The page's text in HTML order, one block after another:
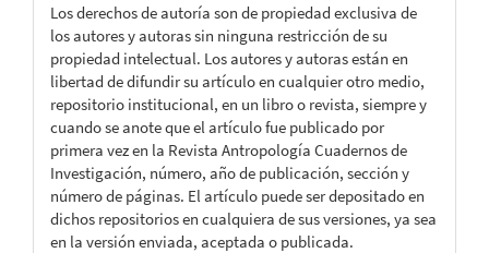
Los derechos de autoría son de propiedad exclusiva de
los autores y autoras sin ninguna restricción de su
propiedad intelectual. Los autores y autoras están en
libertad de difundir su artículo en cualquier otro medio,
repositorio institucional, en un libro o revista, siempre y
cuando se anote que el artículo fue publicado por
primera vez en la Revista Antropología Cuadernos de
Investigación, número, año de publicación, sección y
número de páginas. El artículo puede ser depositado en
dichos repositorios en cualquiera de sus versiones, ya sea
en la versión enviada, aceptada o publicada.